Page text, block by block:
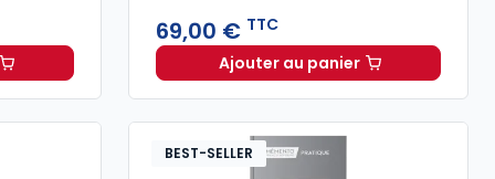
civile 2027, annoté à 79,00 € TTC
69,00 € TTC
Ajouter au panierCode de commerce
BEST-SELLER